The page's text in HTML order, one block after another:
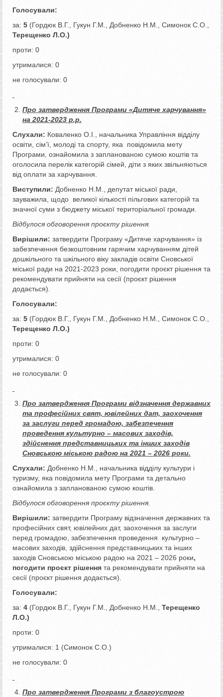
Голосували:
за: 5 (Гордюк В.Г., Гукун Г.М., Добненко Н.М., Симонок С.О.,
Терещенко Л.О.)
проти: 0
утрималися: 0
не голосували: 0
Про затвердження Програми «Дитяче харчування»
на 2021-2023 р.р.
Слухали: Коваленко О.І., начальника Управління відділу
освіти, сім’ї, молоді та спорту, яка повідомила мету
Програми, ознайомила з запланованою сумою коштів та
оголосила перелік категорій сімей, діти з яких звільняються
від оплати за харчування.
Виступили: Добненко Н.М., депутат міської ради,
зауважила, щодо великої кількості пільгових категорій та
значної суми з бюджету міської територіальної громади.
Відбулося обговорення проєкту рішення.
Вирішили: затвердити Програму «Дитяче харчування» із
забезпечення безкоштовним гарячим харчуванням дітей
дошкільного та шкільного віку закладів освіти Сновської
міської ради на 2021-2023 роки, погодити проєкт рішення та
рекомендувати прийняти на сесії (проєкт рішення
додається).
Голосували:
за: 5 (Гордюк В.Г., Гукун Г.М., Добненко Н.М., Симонок С.О.,
Терещенко Л.О.)
проти: 0
утрималися: 0
не голосували: 0
Про затвердження Програми відзначення державних
та професійних свят, ювілейних дат, заохочення
за заслуги перед громадою, забезпечення
проведення культурно – масових заходів,
здійснення представницьких та інших заходів
Сновською міською радою на 2021 – 2026 роки.
Слухали: Добненко Н.М., начальника відділу культури і
туризму, яка повідомила мету Програми та детально
ознайомила з запланованою сумою коштів.
Відбулося обговорення проєкту рішення.
Вирішили: затвердити Програму відзначення державних та
професійних свят, ювілейних дат, заохочення за заслуги
перед громадою, забезпечення проведення культурно –
масових заходів, здійснення представницьких та інших
заходів Сновською міською радою на 2021 – 2026 роки,
погодити проєкт рішення та рекомендувати прийняти на
сесії (проєкт рішення додається).
Голосували:
за: 4 (Гордюк В.Г., Гукун Г.М., Добненко Н.М., Терещенко
Л.О.)
проти: 0
утрималися: 1 (Симонок С.О.)
не голосували: 0
Про затвердження Програми з благоустрою